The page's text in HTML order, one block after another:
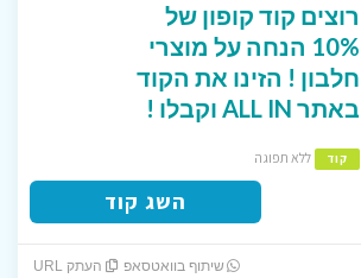
רוצים קוד קופון של
10% הנחה על מוצרי
חלבון ! הזינו את הקוד
באתר ALL IN וקבלו !
קוד ללא תפוגה
השג קוד
שיתוף בוואטסאפ העתק URL